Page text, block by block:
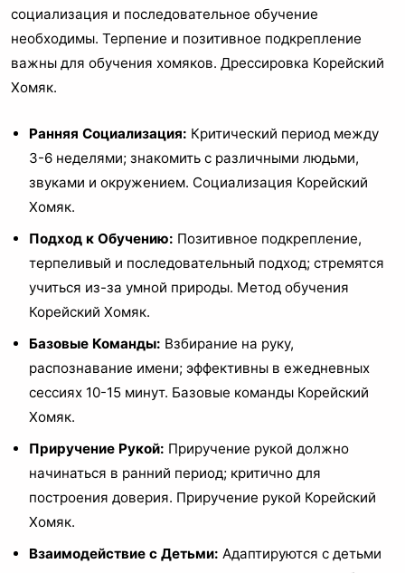
социализация и последовательное обучение
необходимы. Терпение и позитивное подкрепление
важны для обучения хомяков. Дрессировка Корейский
Хомяк.
Ранняя Социализация: Критический период между
3-6 неделями; знакомить с различными людьми,
звуками и окружением. Социализация Корейский
Хомяк.
Подход к Обучению: Позитивное подкрепление,
терпеливый и последовательный подход; стремятся
учиться из-за умной природы. Метод обучения
Корейский Хомяк.
Базовые Команды: Взбирание на руку,
распознавание имени; эффективны в ежедневных
сессиях 10-15 минут. Базовые команды Корейский
Хомяк.
Приручение Рукой: Приручение рукой должно
начинаться в ранний период; критично для
построения доверия. Приручение рукой Корейский
Хомяк.
Взаимодействие с Детьми: Адаптируются с детьми